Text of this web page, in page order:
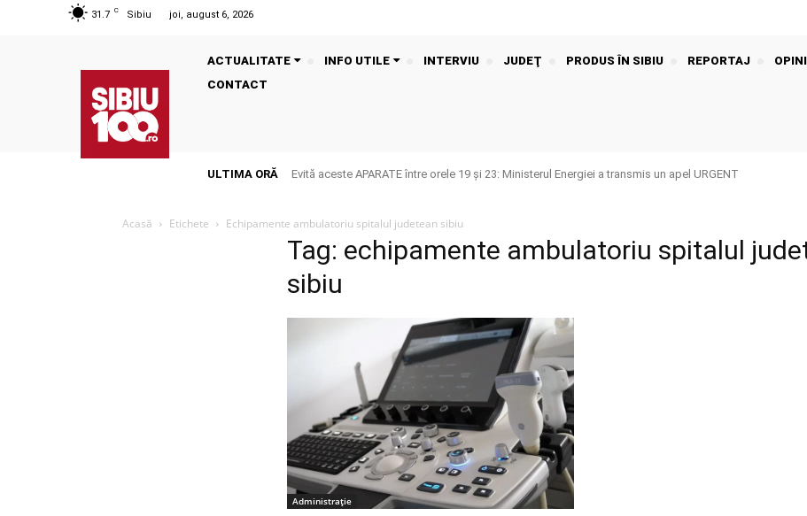
31.7 C Sibiu joi, august 6, 2026
ACTUALITATE INFO UTILE INTERVIU JUDEŢ PRODUS ÎN SIBIU REPORTAJ
CONTACT
ULTIMA ORĂ Evită aceste APARATE între orele 19 și 23: Ministerul Energiei a transmis un apel URGENT
Acasă Etichete Echipamente ambulatoriu spitalul judetean sibiu
Tag: echipamente ambulatoriu spitalul
sibiu
Administrație